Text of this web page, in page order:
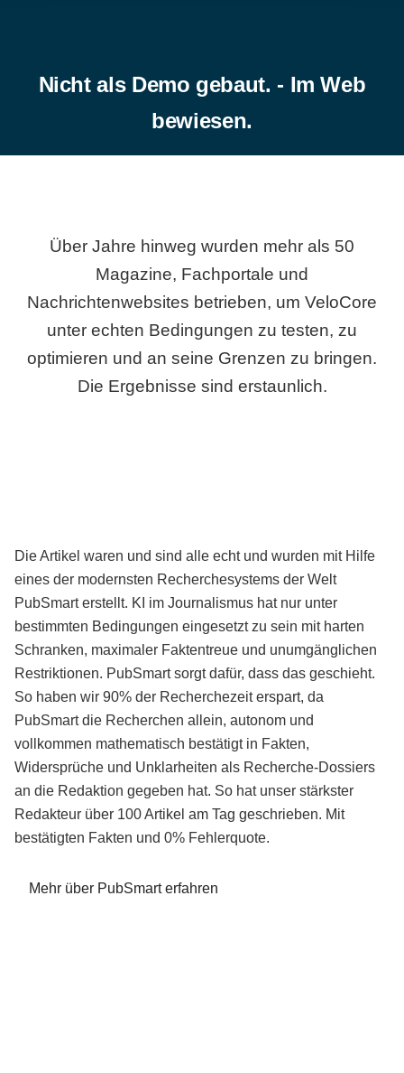
Nicht als Demo gebaut. - Im Web
bewiesen.
Über Jahre hinweg wurden mehr als 50
Magazine, Fachportale und
Nachrichtenwebsites betrieben, um VeloCore
unter echten Bedingungen zu testen, zu
optimieren und an seine Grenzen zu bringen.
Die Ergebnisse sind erstaunlich.
Die Artikel waren und sind alle echt und wurden mit Hilfe
eines der modernsten Recherchesystems der Welt
PubSmart erstellt. KI im Journalismus hat nur unter
bestimmten Bedingungen eingesetzt zu sein mit harten
Schranken, maximaler Faktentreue und unumgänglichen
Restriktionen. PubSmart sorgt dafür, dass das geschieht.
So haben wir 90% der Recherchezeit erspart, da
PubSmart die Recherchen allein, autonom und
vollkommen mathematisch bestätigt in Fakten,
Widersprüche und Unklarheiten als Recherche-Dossiers
an die Redaktion gegeben hat. So hat unser stärkster
Redakteur über 100 Artikel am Tag geschrieben. Mit
bestätigten Fakten und 0% Fehlerquote.
Mehr über PubSmart erfahren